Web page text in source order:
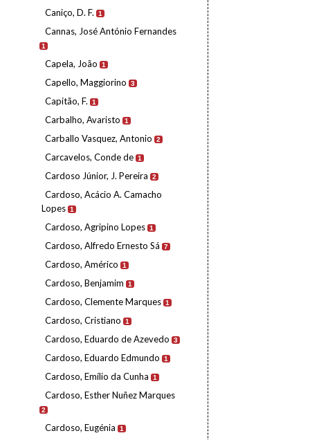
Caniço, D. F. 1
Cannas, José António Fernandes
1
Capela, João 1
Capello, Maggiorino 3
Capitão, F. 1
Carbalho, Avaristo 1
Carballo Vasquez, Antonio 2
Carcavelos, Conde de 1
Cardoso Júnior, J. Pereira 2
Cardoso, Acácio A. Camacho
Lopes 1
Cardoso, Agripino Lopes 1
Cardoso, Alfredo Ernesto Sá 7
Cardoso, Américo 1
Cardoso, Benjamim 1
Cardoso, Clemente Marques 1
Cardoso, Cristiano 1
Cardoso, Eduardo de Azevedo 3
Cardoso, Eduardo Edmundo 1
Cardoso, Emílio da Cunha 1
Cardoso, Esther Nuñez Marques
2
Cardoso, Eugénia 1